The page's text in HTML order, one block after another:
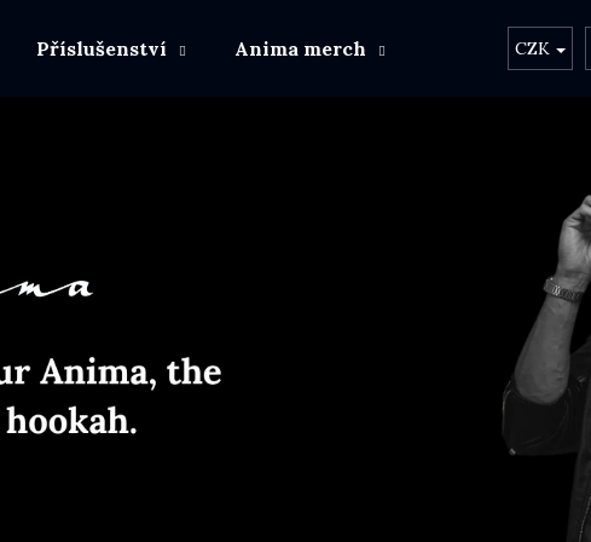
Příslušenství Anima merch Další výrobci
CZK